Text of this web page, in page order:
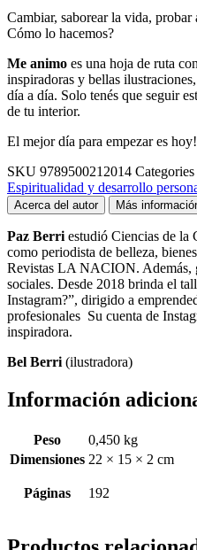
Cambiar, saborear la vida,
Cómo lo hacemos?
Me animo es una hoja de ruta
inspiradoras y bellas
día a día. Solo tenés que seguir
de tu interior.
El mejor día para empezar es hoy!
SKU 9789500212014 Categories
Espiritualidad y desarrollo
Acerca del autor Más
Paz Berri estudió Ciencias de
como periodista de belleza,
Revistas LA NACION. Además,
sociales. Desde 2018 brinda el
Instagram?”, dirigido a
profesionales Su cuenta de
inspiradora.
Bel Berri (ilustradora)
Información
Peso
0,450 kg
Dimensiones 22 × 15 × 2 cm
Páginas 192